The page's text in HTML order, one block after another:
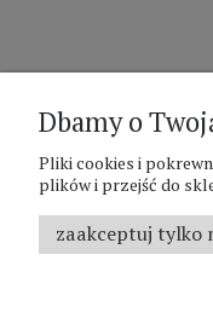
Dbamy o
Pliki cookies i
plików i przejść do
zaakceptuj tylko